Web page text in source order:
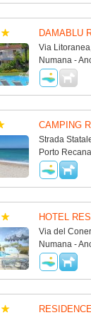
DAMABLU
Via
Numana -
CAMPING
Strada
Porto
HOTEL
Via del
Numana -